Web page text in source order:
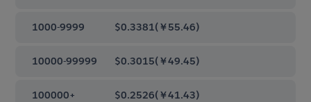
1000-9999 $0.3381(￥55.46)
10000-99999 $0.3015(￥49.45)
100000+ $0.2526(￥41.43)